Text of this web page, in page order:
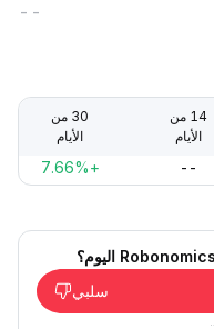
--
14 من
الأيام
30 من
الأيام
--
+7.66%
سلبي